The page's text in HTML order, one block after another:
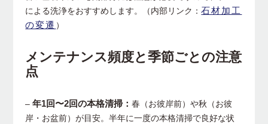
による洗浄をおすすめします。（内部リンク：石材加工
の変遷 ）
メンテナンス頻度と季節ごとの注意
点
–年1回〜2回の本格清掃：春（お彼岸前）や秋（お彼
岸・お盆前）が目安。半年に一度の本格清掃で良好な状